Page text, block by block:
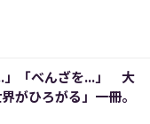
」「べんざを...」 大
がひろがる」一冊。